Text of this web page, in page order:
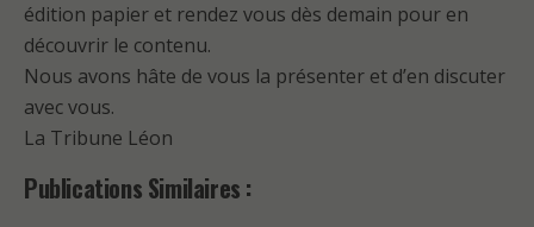
édition papier et rendez vous dès demain pour en
découvrir le contenu.
Nous avons hâte de vous la présenter et d’en discuter
avec vous.
La Tribune Léon
Publications Similaires :